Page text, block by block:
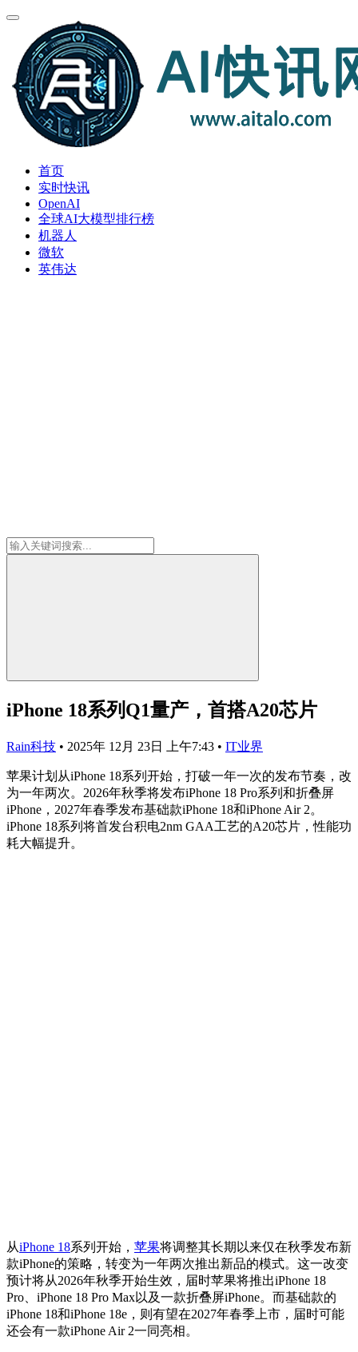
首页
实时快讯
OpenAI
全球AI大模型排行榜
机器人
微软
英伟达
iPhone 18系列Q1量产，首搭A20芯片
Rain科技 • 2025年 12月 23日 上午7:43 • IT业界
苹果计划从iPhone 18系列开始，打破一年一次的发布节奏，改
为一年两次。2026年秋季将发布iPhone 18 Pro系列和折叠屏
iPhone，2027年春季发布基础款iPhone 18和iPhone Air 2。
iPhone 18系列将首发台积电2nm GAA工艺的A20芯片，性能功
耗大幅提升。
从iPhone 18系列开始， 苹果将调整其长期以来仅在秋季发布新
款iPhone的策略，转变为一年两次推出新品的模式。这一改变
预计将从2026年秋季开始生效，届时苹果将推出iPhone 18
Pro、iPhone 18 Pro Max以及一款折叠屏iPhone。而基础款的
iPhone 18和iPhone 18e，则有望在2027年春季上市，届时可能
还会有一款iPhone Air 2一同亮相。